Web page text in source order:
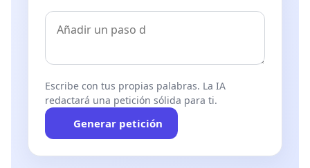
Escribe con tus propias palabras. La IA
redactará una petición sólida para ti.
Generar petición